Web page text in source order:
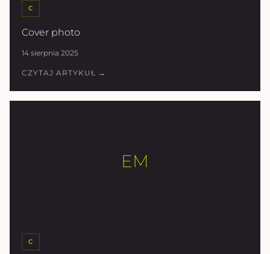
C
Cover photo
14 sierpnia 2025
CZYTAJ ARTYKUŁ →
EM
C